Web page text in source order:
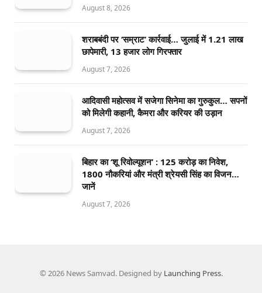
August 8, 2026
शराबबंदी पर ‘सम्राट’ कार्रवाई… जुलाई में 1.21 लाख
छापेमारी, 13 हजार लोग गिरफ्तार
August 7, 2026
आदिवासी महोत्सव में सजेगा सिनेमा का गुरुकुल… सपनों
को मिलेगी कहानी, कैमरा और करियर की उड़ान
August 7, 2026
बिहार का ‘शू रिवोल्यूशन’ : 125 करोड़ का निवेश,
1800 नौकरियां और मंत्री श्रेयसी सिंह का विजन…
जानें
August 7, 2026
© 2026 News Samvad. Designed by Launching Press.